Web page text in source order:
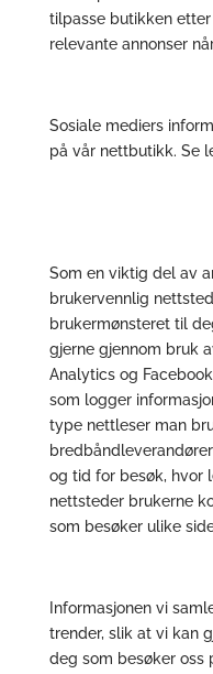
tilpasse butikken
relevante annonser
Sosiale mediers
på vår nettbutikk. Se
Som en viktig del av
brukervennlig
brukermønsteret til
gjerne gjennom bruk
Analytics og
som logger
type nettleser man
og tid for besøk, hvor
nettsteder brukerne
som besøker ulike
Informasjonen vi
trender, slik at vi kan
deg som besøker oss